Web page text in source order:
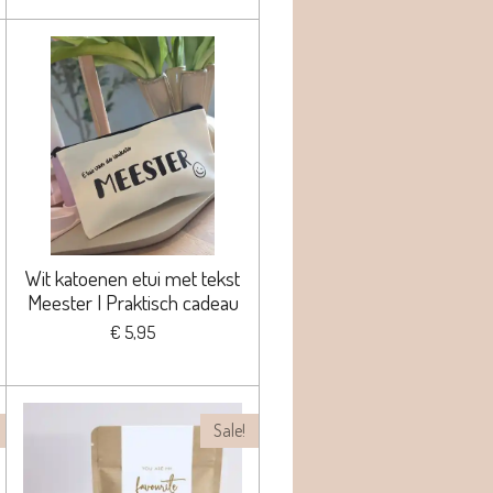
Wit katoenen etui met tekst
Meester | Praktisch cadeau
€ 5,95
Sale!